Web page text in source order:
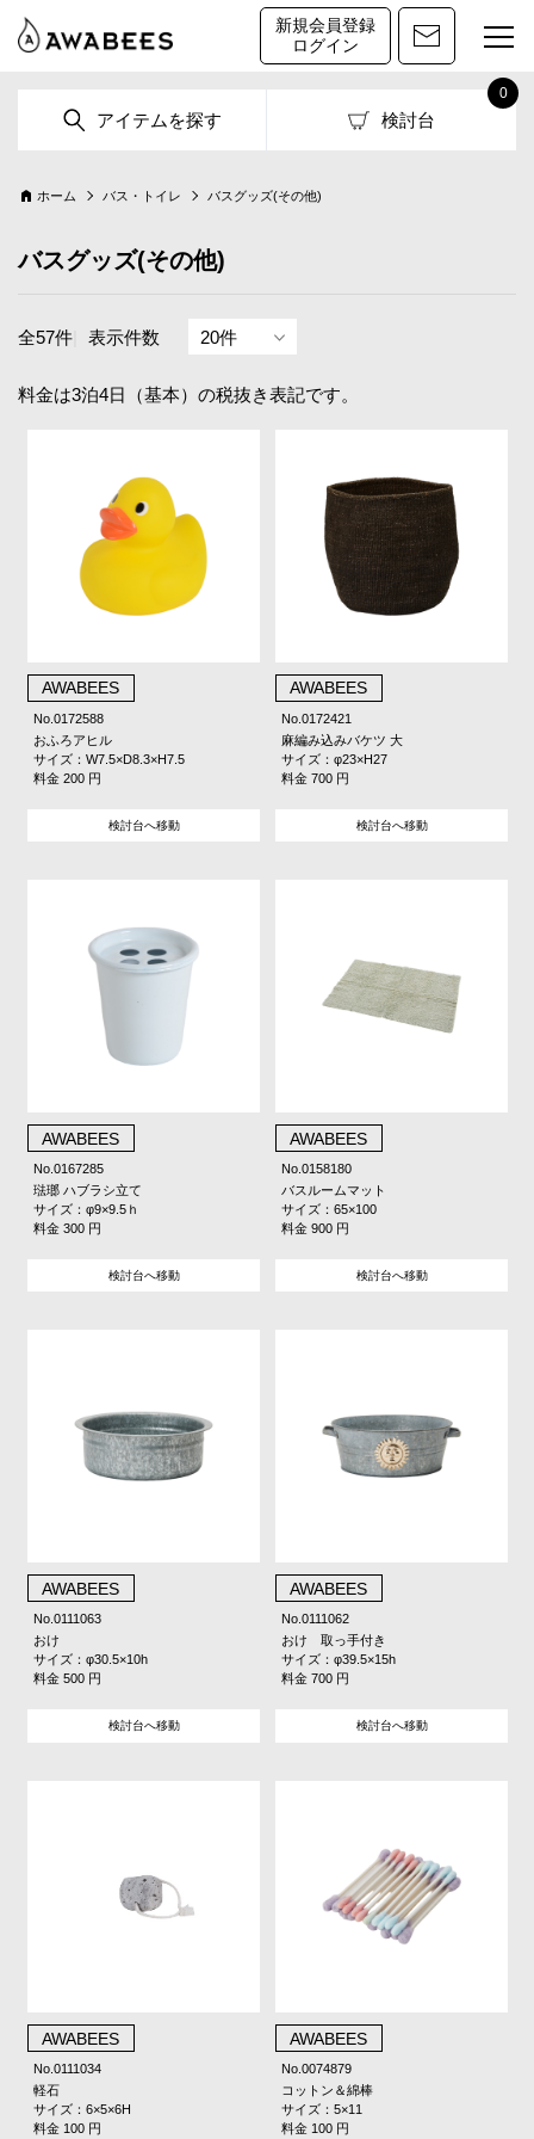
新規会員登録
ログイン
アイテムを探す 検討台
0
ホーム バス・トイレ バスグッズ(その他)
バスグッズ(その他)
全57件 表示件数
料金は3泊4日（基本）の税抜き表記です。
AWABEES
No.0172588
おふろアヒル
サイズ：W7.5×D8.3×H7.5
料金 200 円
検討台へ移動
AWABEES
No.0172421
麻編み込みバケツ 大
サイズ：φ23×H27
料金 700 円
検討台へ移動
AWABEES
No.0167285
琺瑯 ハブラシ立て
サイズ：φ9×9.5ｈ
料金 300 円
検討台へ移動
AWABEES
No.0158180
バスルームマット
サイズ：65×100
料金 900 円
検討台へ移動
AWABEES
No.0111063
おけ
サイズ：φ30.5×10h
料金 500 円
検討台へ移動
AWABEES
No.0111062
おけ 取っ手付き
サイズ：φ39.5×15h
料金 700 円
検討台へ移動
AWABEES
No.0111034
軽石
サイズ：6×5×6H
料金 100 円
AWABEES
No.0074879
コットン＆綿棒
サイズ：5×11
料金 100 円